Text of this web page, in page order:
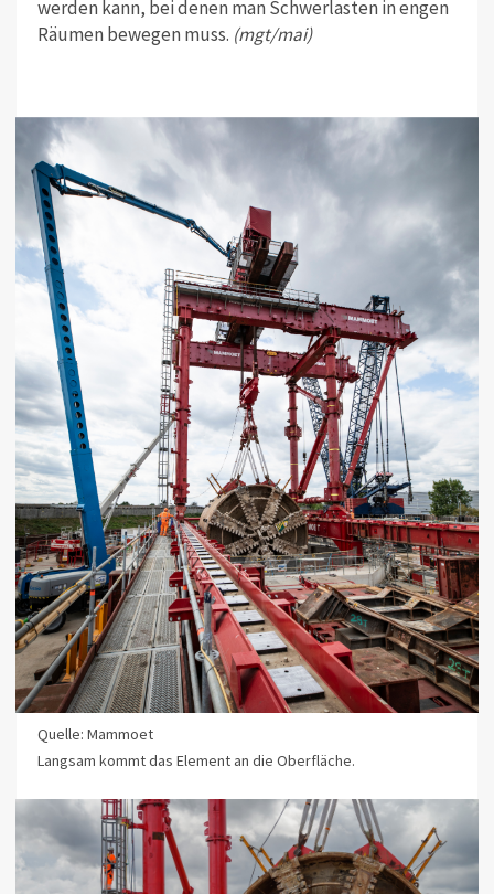
werden kann, bei denen man Schwerlasten in engen
Räumen bewegen muss. (mgt/mai)
Quelle: Mammoet
Langsam kommt das Element an die Oberfläche.